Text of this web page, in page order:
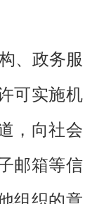
、政务服
可实施机
，向社会
邮箱等信